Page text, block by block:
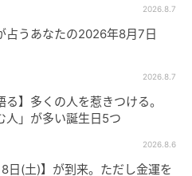
、居心地の良い空間作りを
くり休むことも大切なよう
なことを行っていると、
うです。
2026.8.7
占うあなたの2026年8月7日
2026.8.7
る】多くの人を惹きつける。
人」が多い誕生日5つ
2026.8.6
日(土)】が到来。ただし金運を